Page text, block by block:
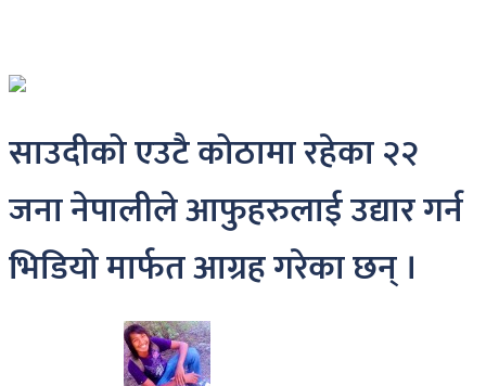
साउदीको एउटै कोठामा रहेका २२
जना नेपालीले आफुहरुलाई उद्यार गर्न
भिडियो मार्फत आग्रह गरेका छन् ।